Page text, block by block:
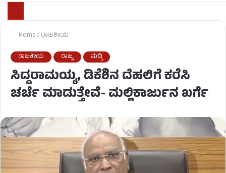
Home/ರಾಜಕೀಯ
ರಾಜಕೀಯ ರಾಜ್ಯ ಸುದ್ದಿ
ಸಿದ್ದರಾಮಯ್ಯ, ಡಿಕೆಶಿನ ದೆಹಲಿಗೆ ಕರೆಸಿ
ಚರ್ಚೆ ಮಾಡುತ್ತೇವೆ- ಮಲ್ಲಿಕಾರ್ಜುನ ಖರ್ಗೆ